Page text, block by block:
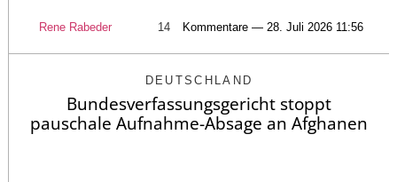
Rene Rabeder 14 Kommentare — 28. Juli 2026 11:56
DEUTSCHLAND
Bundesverfassungsgericht stoppt
pauschale Aufnahme-Absage an Afghanen